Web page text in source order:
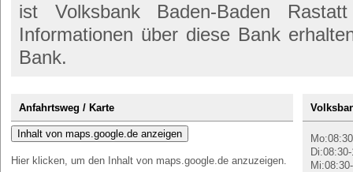
ist Volksbank Baden-Baden
Informationen über diese Bank
Bank.
Anfahrtsweg / Karte
Inhalt von maps.google.de anzeigen
Hier klicken, um den Inhalt von maps.google.de anzuzeigen.